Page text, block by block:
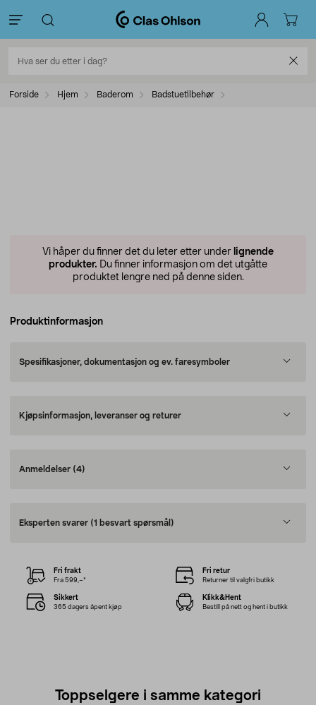
Forside Hjem Baderom Badstuetilbehør
Vi håper du finner det du leter etter under lignende
produkter. Du finner informasjon om det utgåtte
produktet lengre ned på denne siden.
Produktinformasjon
Spesifikasjoner, dokumentasjon og ev. faresymboler
Kjøpsinformasjon, leveranser og returer
Anmeldelser (4)
Eksperten svarer (1 besvart spørsmål)
Fri frakt
Fra 599,–*
Fri retur
Returner til valgfri butikk
Sikkert
365 dagers åpent kjøp
Klikk&Hent
Bestill på nett og hent i butikk
Toppselgere i samme kategori